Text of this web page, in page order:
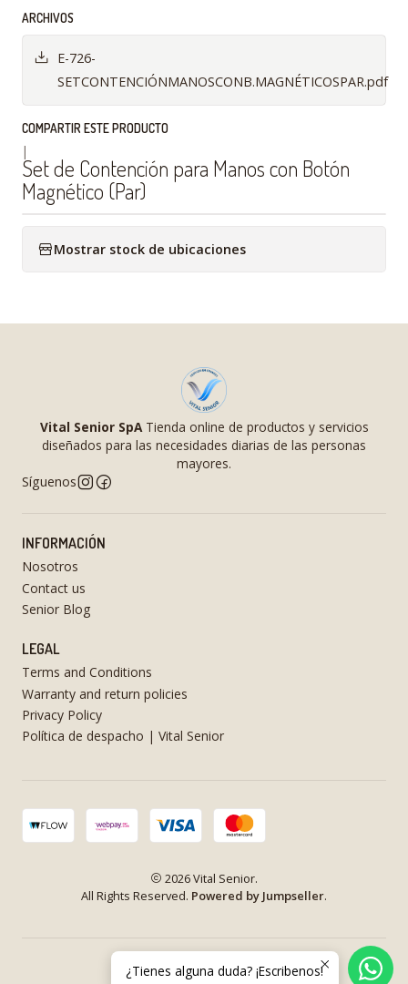
ARCHIVOS
E-726-
SETCONTENCIÓNMANOSCONB.MAGNÉTICOSPAR.pdf
COMPARTIR ESTE PRODUCTO
|
Set de Contención para Manos con Botón
Magnético (Par)
Mostrar stock de ubicaciones
Vital Senior SpATienda online de productos y servicios
diseñados para las necesidades diarias de las personas
mayores.
Síguenos
INFORMACIÓN
Nosotros
Contact us
Senior Blog
LEGAL
Terms and Conditions
Warranty and return policies
Privacy Policy
Política de despacho | Vital Senior
2026 Vital Senior.
All Rights Reserved. Powered by Jumpseller.
VOLVER ARRIBA
¿Tienes alguna duda? ¡Escribenos!